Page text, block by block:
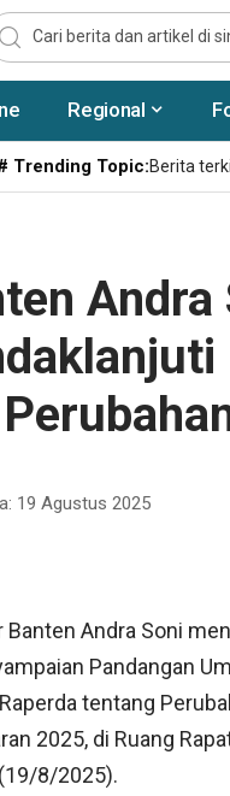
Regional
Trending Topic:Berita
Andra
19 Agustus 2025
Banten Andra Soni
Pandangan
tentang
2025, di Ruang
8/2025).